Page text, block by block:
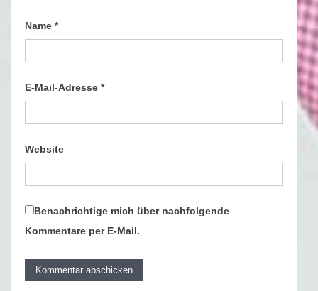
Name *
E-Mail-Adresse *
Website
Benachrichtige mich über nachfolgende
Kommentare per E-Mail.